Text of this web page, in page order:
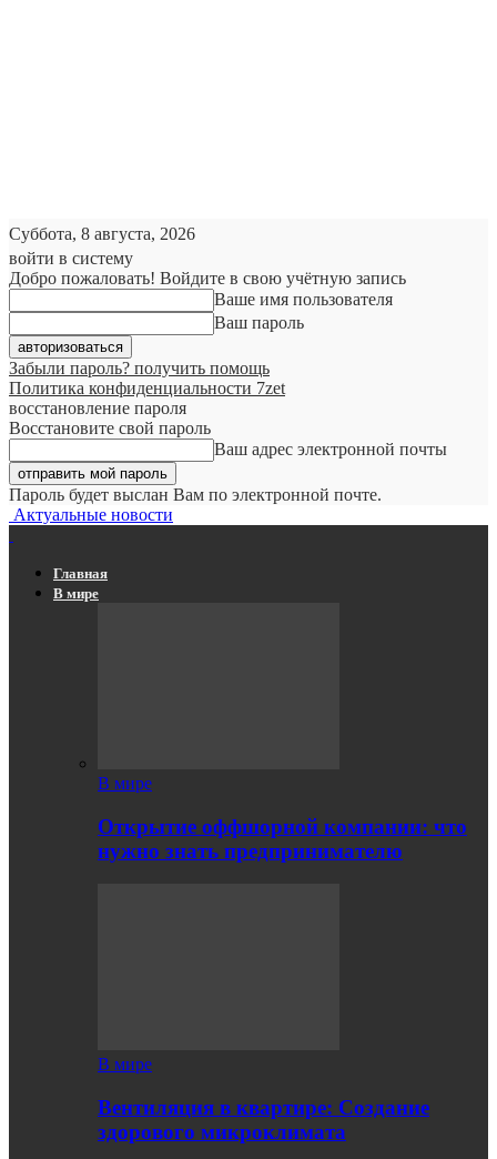
Суббота, 8 августа, 2026
войти в систему
Добро пожаловать! Войдите в свою учётную запись
Ваше имя пользователя
Ваш пароль
Забыли пароль? получить помощь
Политика конфиденциальности 7zet
восстановление пароля
Восстановите свой пароль
Ваш адрес электронной почты
Пароль будет выслан Вам по электронной почте.
Актуальные новости
Главная
В мире
В мире
Открытие оффшорной компании: что
нужно знать предпринимателю
В мире
Вентиляция в квартире: Создание
здорового микроклимата